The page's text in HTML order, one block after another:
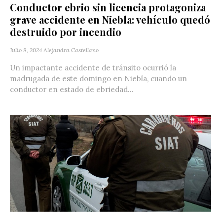
Conductor ebrio sin licencia protagoniza
grave accidente en Niebla: vehículo quedó
destruido por incendio
Julio 8, 2024 Alejandra Castellano
Un impactante accidente de tránsito ocurrió la
madrugada de este domingo en Niebla, cuando un
conductor en estado de ebriedad...